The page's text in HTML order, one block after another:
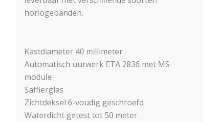
horlogebanden.
Kastdiameter 40 millimeter
Automatisch uurwerk ETA 2836 met MS-
module
Saffierglas
Zichtdeksel 6-voudig geschroefd
Waterdicht getest tot 50 meter